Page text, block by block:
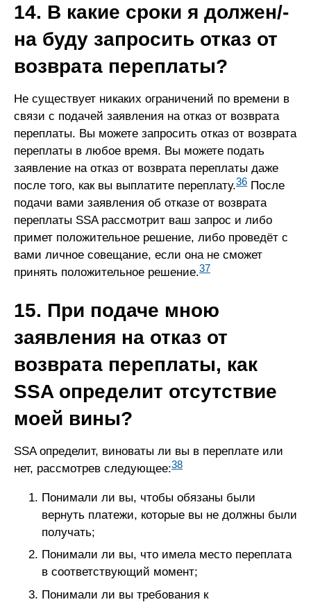
14. В какие сроки я должен/-
на буду запросить отказ от
возврата переплаты?
Не существует никаких ограничений по времени в
связи с подачей заявления на отказ от возврата
переплаты. Вы можете запросить отказ от возврата
переплаты в любое время. Вы можете подать
заявление на отказ от возврата переплаты даже
после того, как вы выплатите переплату.36 После
подачи вами заявления об отказе от возврата
переплаты SSA рассмотрит ваш запрос и либо
примет положительное решение, либо проведёт с
вами личное совещание, если она не сможет
принять положительное решение.37
15. При подаче мною
заявления на отказ от
возврата переплаты, как
SSA определит отсутствие
моей вины?
SSA определит, виноваты ли вы в переплате или
нет, рассмотрев следующее:38
Понимали ли вы, чтобы обязаны были
вернуть платежи, которые вы не должны были
получать;
Понимали ли вы, что имела место переплата
в соответствующий момент;
Понимали ли вы требования к